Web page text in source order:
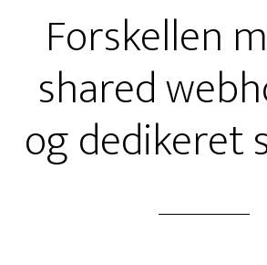
Forskellen
shared
og dedikeret